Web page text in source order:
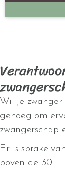
Wil je
genoeg om
zwangerschap
Er is sprake
boven de 30.